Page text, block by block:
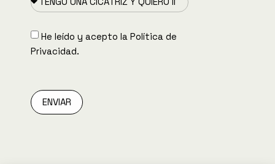
He leído y acepto la Política de
Privacidad.
ENVIAR